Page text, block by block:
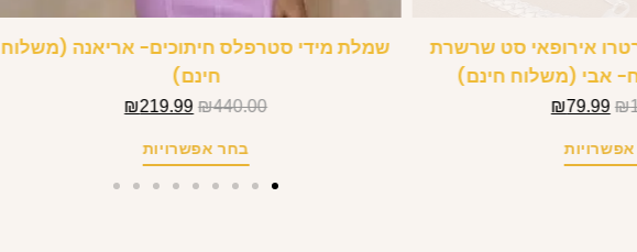
רטרו אירופאי סט שרשרת
₪
₪79.99
שמלת מידי סטרפלס חיתוכים- אריאנה (משלוח
חינם)
₪440.00
₪219.99
בחר אפשרויות